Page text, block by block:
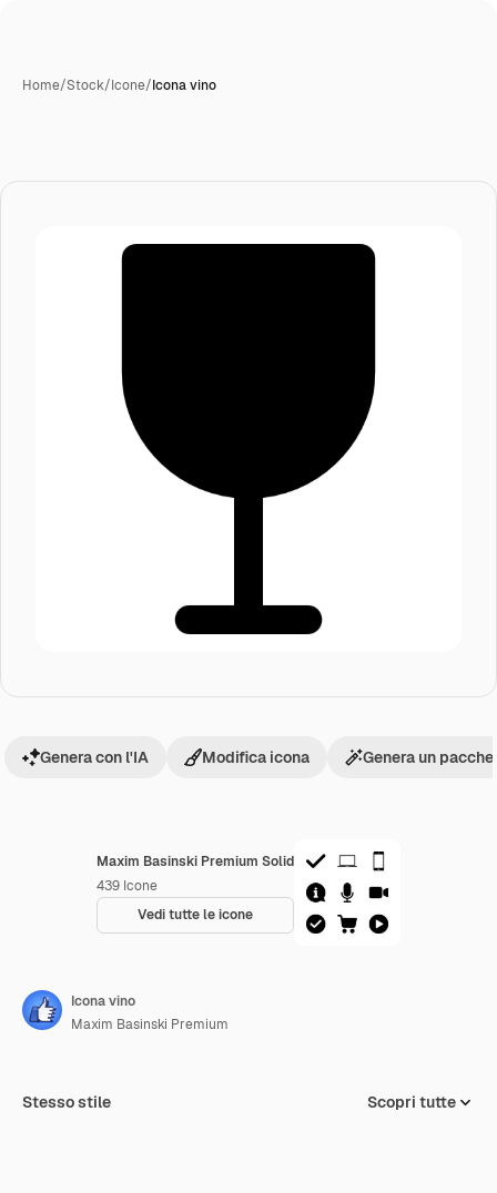
Home/Stock/Icone/Icona vino
Maxim Basinski Premium Solid
439 Icone
Vedi tutte le icone
Genera con l'IA Modifica icona Genera un
Icona vino
Maxim Basinski Premium
Stesso stile Scopri tutte